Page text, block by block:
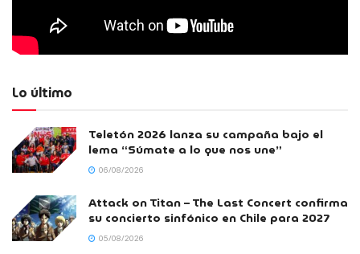
Lo último
Teletón 2026 lanza su campaña bajo el
lema “Súmate a lo que nos une”
06/08/2026
Attack on Titan – The Last Concert confirma
su concierto sinfónico en Chile para 2027
05/08/2026